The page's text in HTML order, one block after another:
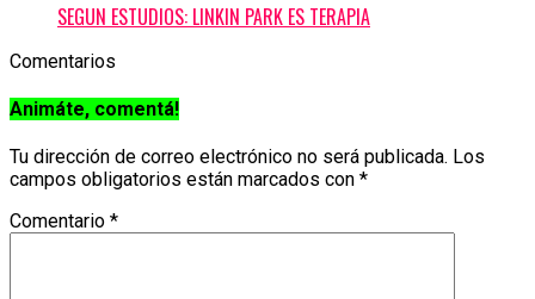
SEGUN ESTUDIOS: LINKIN PARK ES TERAPIA
Comentarios
Animáte, comentá!
Tu dirección de correo electrónico no será publicada. Los
campos obligatorios están marcados con *
Comentario *